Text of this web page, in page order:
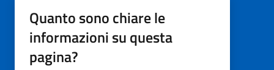
Quanto sono chiare le
informazioni su questa
pagina?